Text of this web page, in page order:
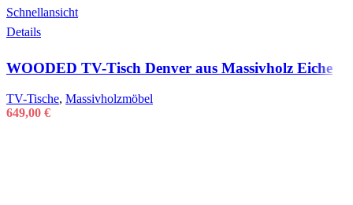
Schnellansicht
Details
WOODED TV-Tisch Denver aus Massivholz Eiche
TV-Tische, Massivholzmöbel
649,00 €